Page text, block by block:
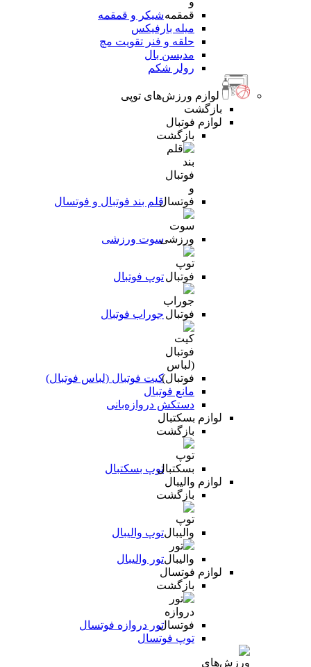
شیکر و قمقمه
میله بارفیکس
حلقه و فنر تقویت مچ
مدیسن بال
رولر شکم
لوازم ورزش‌های توپی
بازگشت
لوازم فوتبال
بازگشت
قلم بند فوتبال و فوتسال
سوت ورزشی
توپ فوتبال
جوراب فوتبال
کیت فوتبال (لباس فوتبال)
مانع فوتبال
دستکش دروازه‌بانی
لوازم بسکتبال
بازگشت
توپ بسکتبال
لوازم والیبال
بازگشت
توپ والیبال
تور والیبال
لوازم فوتسال
بازگشت
تور دروازه فوتسال
توپ فوتسال